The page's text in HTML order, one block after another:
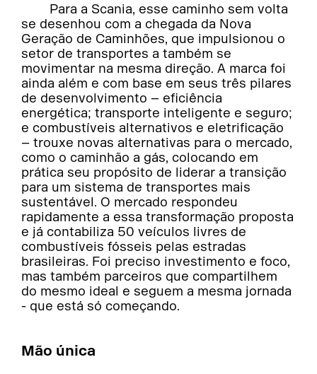
Para a Scania, esse caminho sem volta
se desenhou com a chegada da Nova
Geração de Caminhões, que impulsionou o
setor de transportes a também se
movimentar na mesma direção. A marca foi
ainda além e com base em seus três pilares
de desenvolvimento – eficiência
energética; transporte inteligente e seguro;
e combustíveis alternativos e eletrificação
– trouxe novas alternativas para o mercado,
como o caminhão a gás, colocando em
prática seu propósito de liderar a transição
para um sistema de transportes mais
sustentável. O mercado respondeu
rapidamente a essa transformação proposta
e já contabiliza 50 veículos livres de
combustíveis fósseis pelas estradas
brasileiras. Foi preciso investimento e foco,
mas também parceiros que compartilhem
do mesmo ideal e seguem a mesma jornada
- que está só começando.
Mão única